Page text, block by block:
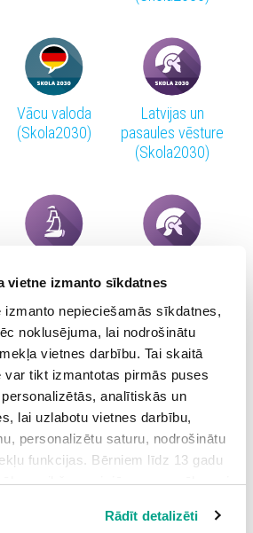
vietne izmanto sīkdatnes
nepieciešamās sīkdatnes,
noklusējuma, lai nodrošinātu
vietnes darbību. Tai skaitā
var tikt izmantotas pirmās puses
analītiskās un
lai uzlabotu vietnes darbību,
personalizētu saturu, nodrošinātu
funkcijas. Bērniem līdz 13 gadu
veikšanas ir jāprasa vecāka vai
visas”, Jūs piekrītat visām
Rādīt detalizēti
Vācu valoda
(Skola2030)
Latvijas un
pasaules vēsture
(Skola2030)
Sociālās zinības
(Skola2030)
Sociālās zinības